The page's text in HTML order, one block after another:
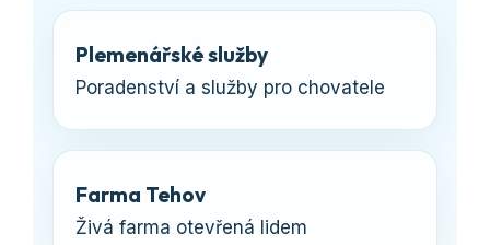
Plemenářské služby
Poradenství a služby pro chovatele
Farma Tehov
Živá farma otevřená lidem